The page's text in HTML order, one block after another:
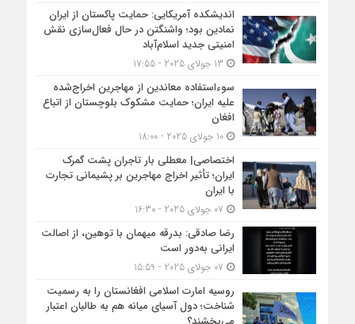
اندیشکده آمریکایی: حمایت پاکستان از ایران
نمادین بود؛ واشنگتن در حال فعال‌سازی نقش
امنیتی جدید اسلام‌آباد
سوءاستفاده معاندین از مهاجرین اخراج‌شده
علیه ایران؛ حمایت مشکوک بلوچستان از اتباع
افغان
10 جولای 2025 - 18:00
اختصاصی| معطلی بار تاجران پشت گمرک
ایران؛ تأثیر اخراج مهاجرین بر پشیمانی تجارت
با ایران
رضا صادقی: بدرقه میهمان با توهین، از اصالت
ایرانی به‌دور است
روسیه امارت اسلامی افغانستان را به رسمیت
شناخت؛ دول آسیای میانه هم به طالبان اعتبار